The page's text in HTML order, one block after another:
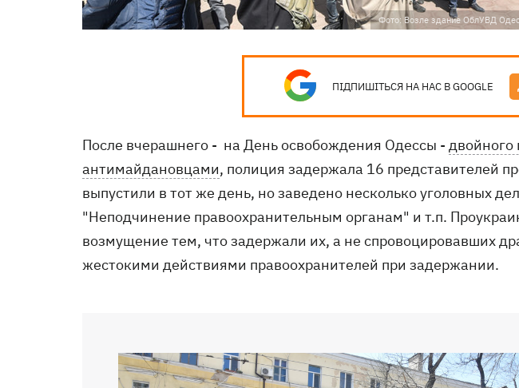
Фото: Возле здание ОблУВД
ПІДПИШІТЬСЯ НА НАС В GOOGLE
После вчерашнего - на День освобождения Одессы - двойного
антимайдановцами, полиция задержала 16 представителей
выпустили в тот же день, но заведено несколько уголовных
"Неподчинение правоохранительным органам" и т.п.
возмущение тем, что задержали их, а не спровоцировавших
жестокими действиями правоохранителей при задержании.